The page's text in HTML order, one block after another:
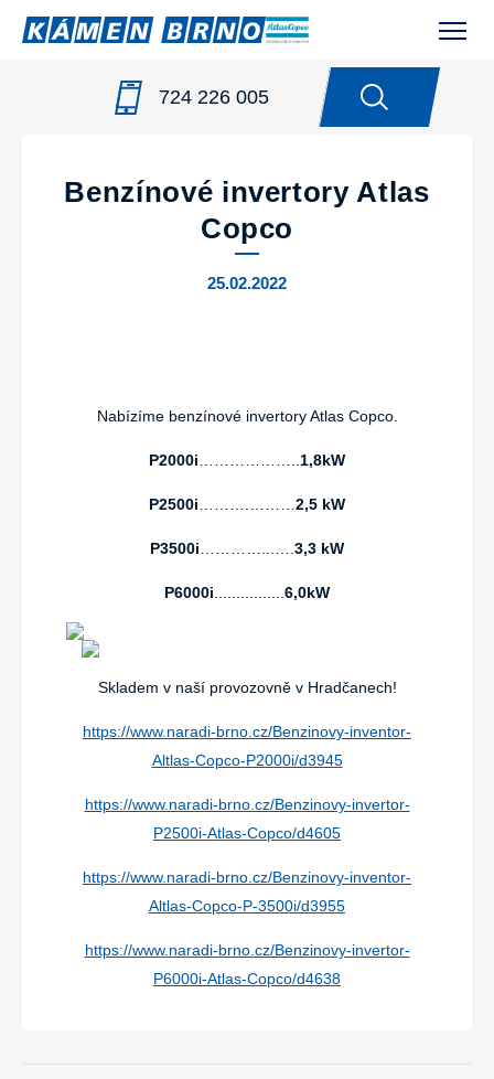
724 226 005
BENZÍNOVÉ INVERTORY ATLAS COPCO
Benzínové invertory Atlas
Copco
25.02.2022
Nabízíme benzínové invertory Atlas Copco.
P2000i 1,8kW
P2500i 2,5 kW
P3500i 3,3 kW
P6000i 6,0kW
Skladem v naší provozovně v Hradčanech!
https://www.naradi-brno.cz/Benzinovy-inventor-
Altlas-Copco-P2000i/d3945
https://www.naradi-brno.cz/Benzinovy-invertor-
P2500i-Atlas-Copco/d4605
https://www.naradi-brno.cz/Benzinovy-inventor-
Altlas-Copco-P-3500i/d3955
https://www.naradi-brno.cz/Benzinovy-invertor-
P6000i-Atlas-Copco/d4638